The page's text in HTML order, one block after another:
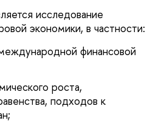
исследование
экономики, в частности:
финансовой
роста,
подходов к